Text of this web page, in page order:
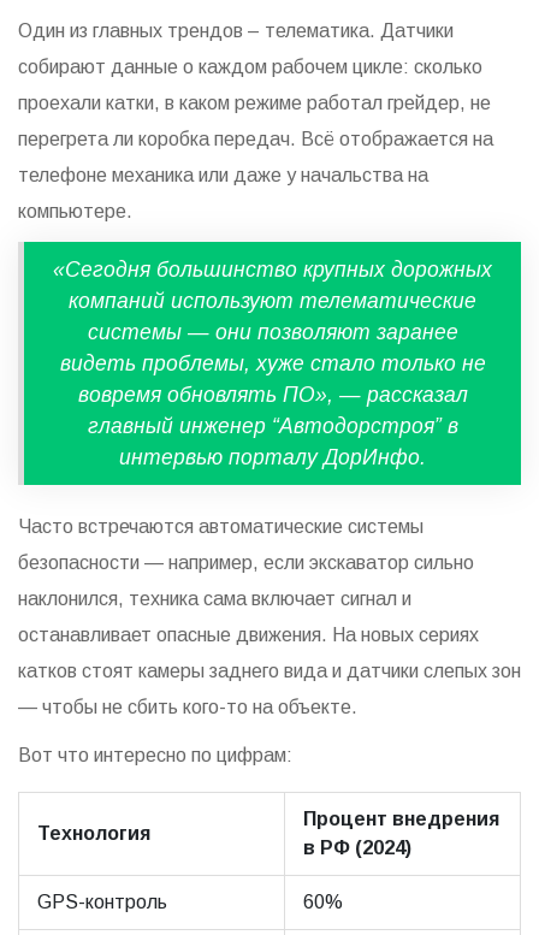
Один из главных трендов – телематика. Датчики
собирают данные о каждом рабочем цикле: сколько
проехали катки, в каком режиме работал грейдер, не
перегрета ли коробка передач. Всё отображается на
телефоне механика или даже у начальства на
компьютере.
«Сегодня большинство крупных дорожных
компаний используют телематические
системы — они позволяют заранее
видеть проблемы, хуже стало только не
вовремя обновлять ПО», — рассказал
главный инженер “Автодорстроя” в
интервью порталу ДорИнфо.
Часто встречаются автоматические системы
безопасности — например, если экскаватор сильно
наклонился, техника сама включает сигнал и
останавливает опасные движения. На новых сериях
катков стоят камеры заднего вида и датчики слепых зон
— чтобы не сбить кого-то на объекте.
Вот что интересно по цифрам:
Технология
Процент внедрения
в РФ (2024)
GPS-контроль 60%